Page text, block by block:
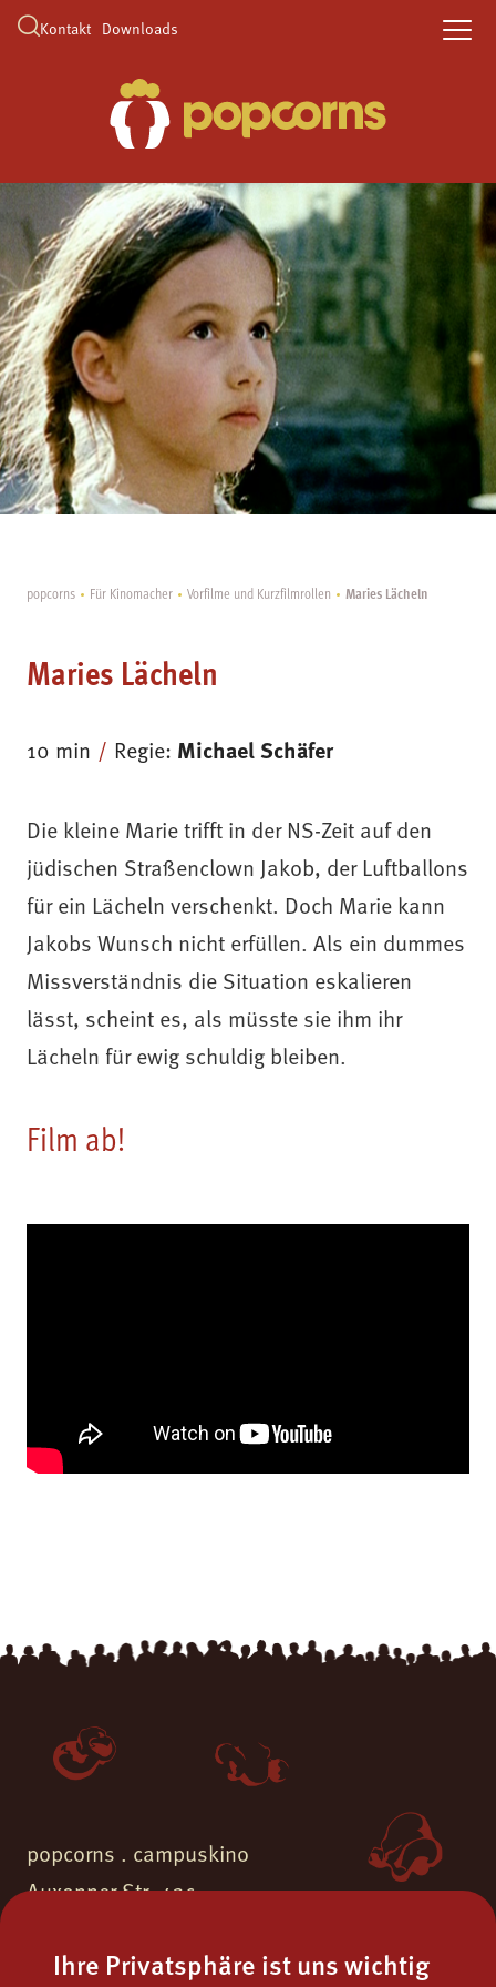
Ihre Privatsphäre ist uns wichtig
Kontakt Downloads
popcorns Für Kinomacher Vorfilme und Kurzfilmrollen Maries Lächeln
Maries Lächeln
10 min Regie: Michael Schäfer
Die kleine Marie trifft in der NS-Zeit auf den
jüdischen Straßenclown Jakob, der Luftballons
für ein Lächeln verschenkt. Doch Marie kann
Jakobs Wunsch nicht erfüllen. Als ein dummes
Missverständnis die Situation eskalieren
lässt, scheint es, als müsste sie ihm ihr
Lächeln für ewig schuldig bleiben.
Film ab!
popcorns . campuskino
Auxonner Str. 43c